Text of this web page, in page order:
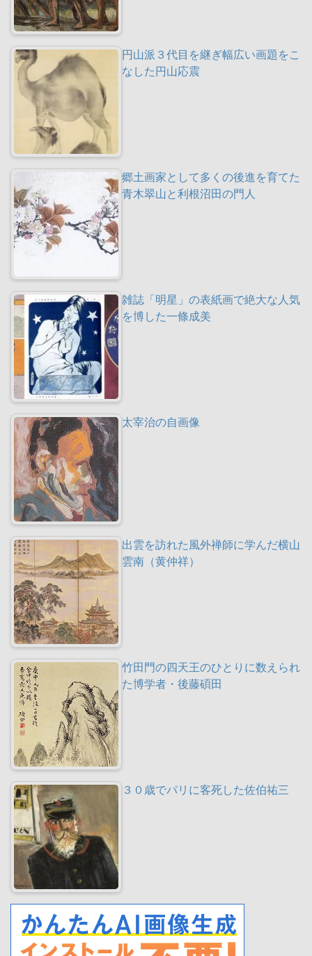
円山派３代目を継ぎ幅広い画題をこ
なした円山応震
郷土画家として多くの後進を育てた
青木翠山と利根沼田の門人
雑誌「明星」の表紙画で絶大な人気
を博した一條成美
太宰治の自画像
出雲を訪れた風外禅師に学んだ横山
雲南（黄仲祥）
竹田門の四天王のひとりに数えられ
た博学者・後藤碩田
３０歳でパリに客死した佐伯祐三